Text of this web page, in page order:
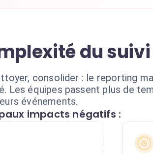
du
consolider : le reporting
Les équipes passent plus de
événements.
impacts négatifs :